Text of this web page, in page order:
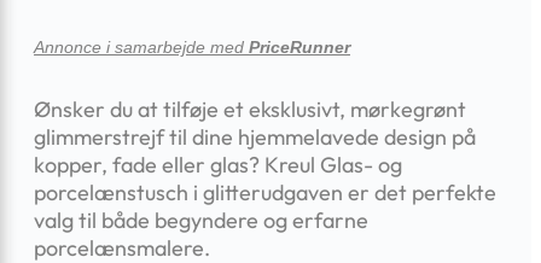
Annonce i samarbejde med PriceRunner
Ønsker du at tilføje et eksklusivt, mørkegrønt
glimmerstrejf til dine hjemmelavede design på
kopper, fade eller glas? Kreul Glas- og
porcelænstusch i glitterudgaven er det perfekte
valg til både begyndere og erfarne
porcelænsmalere.